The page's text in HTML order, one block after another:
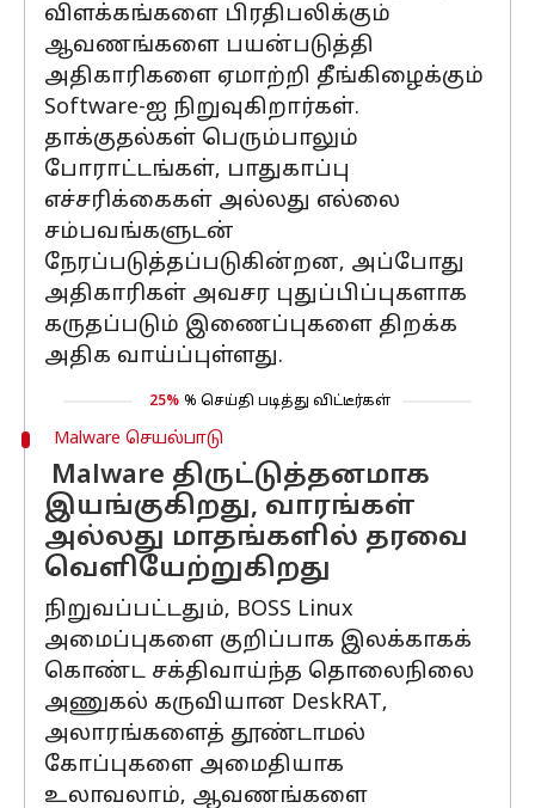
விளக்கங்களை பிரதிபலிக்கும்
ஆவணங்களை பயன்படுத்தி
அதிகாரிகளை ஏமாற்றி தீங்கிழைக்கும்
Software-ஐ நிறுவுகிறார்கள்.
தாக்குதல்கள் பெரும்பாலும்
போராட்டங்கள், பாதுகாப்பு
எச்சரிக்கைகள் அல்லது எல்லை
சம்பவங்களுடன்
நேரப்படுத்தப்படுகின்றன, அப்போது
அதிகாரிகள் அவசர புதுப்பிப்புகளாக
கருதப்படும் இணைப்புகளை திறக்க
அதிக வாய்ப்புள்ளது.
25% % செய்தி படித்து விட்டீர்கள்
Malware செயல்பாடு
Malware திருட்டுத்தனமாக
இயங்குகிறது, வாரங்கள்
அல்லது மாதங்களில் தரவை
வெளியேற்றுகிறது
நிறுவப்பட்டதும், BOSS Linux
அமைப்புகளை குறிப்பாக இலக்காகக்
கொண்ட சக்திவாய்ந்த தொலைநிலை
அணுகல் கருவியான DeskRAT,
அலாரங்களைத் தூண்டாமல்
கோப்புகளை அமைதியாக
உலாவலாம், ஆவணங்களை